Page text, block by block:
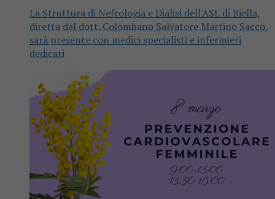
La Struttura di Nefrologia e Dialisi dell'ASL di Biella,
diretta dal dott. Colombano Salvatore Martino Sacco,
sarà presente con medici specialisti e infermieri
dedicati